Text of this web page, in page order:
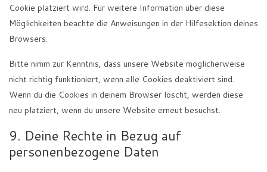
Cookie platziert wird. Für weitere Information über diese
Möglichkeiten beachte die Anweisungen in der Hilfesektion deines
Browsers.
Bitte nimm zur Kenntnis, dass unsere Website möglicherweise
nicht richtig funktioniert, wenn alle Cookies deaktiviert sind.
Wenn du die Cookies in deinem Browser löscht, werden diese
neu platziert, wenn du unsere Website erneut besuchst.
9. Deine Rechte in Bezug auf
personenbezogene Daten